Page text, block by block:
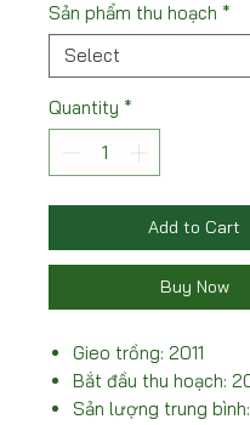
Sản phẩm thu hoạch *
Quantity *
Add to Cart
Buy Now
Gieo trồng: 2011
Bắt đầu thu hoạch:
Sản lượng trung